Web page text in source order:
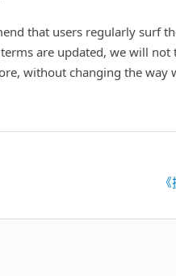
that users regularly surf
are updated, we will
without changing the way